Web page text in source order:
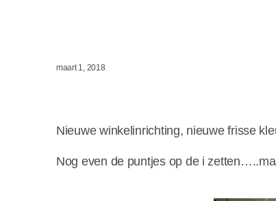
maart 1, 2018
Nieuwe winkelinrichting, nieuwe frisse
Nog even de puntjes op de i